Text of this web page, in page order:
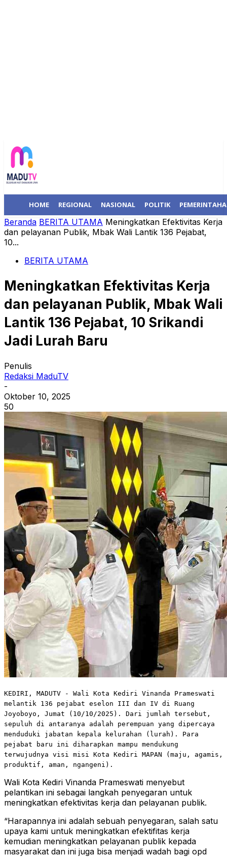
HOME REGIONAL NASIONAL POLITIK
Beranda BERITA UTAMA Meningkatkan Efektivitas Kerja
dan pelayanan Publik, Mbak Wali Lantik 136 Pejabat,
10...
BERITA UTAMA
Meningkatkan Efektivitas Kerja
dan pelayanan Publik, Mbak Wali
Lantik 136 Pejabat, 10 Srikandi
Jadi Lurah Baru
Penulis
Redaksi MaduTV
-
Oktober 10, 2025
50
KEDIRI, MADUTV - Wali Kota Kediri Vinanda Prameswati
melantik 136 pejabat eselon III dan IV di Ruang
Joyoboyo, Jumat (10/10/2025). Dari jumlah tersebut,
sepuluh di antaranya adalah perempuan yang dipercaya
menduduki jabatan kepala kelurahan (lurah). Para
pejabat baru ini diharapkan mampu mendukung
terwujudnya visi misi Kota Kediri MAPAN (maju, agamis,
produktif, aman, ngangeni).
Wali Kota Kediri Vinanda Prameswati menyebut
pelantikan ini sebagai langkah penyegaran untuk
meningkatkan efektivitas kerja dan pelayanan publik.
“Harapannya ini adalah sebuah penyegaran, salah satu
upaya kami untuk meningkatkan efektifitas kerja
kemudian meningkatkan pelayanan publik kepada
masyarakat dan ini juga bisa menjadi wadah bagi opd